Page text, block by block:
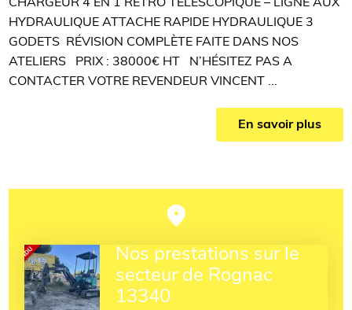
CHARGEUR 4 EN 1 RETRO TELESCOPIQUE – LIGNE AUX
HYDRAULIQUE ATTACHE RAPIDE HYDRAULIQUE 3
GODETS RÉVISION COMPLÈTE FAITE DANS NOS
ATELIERS PRIX : 38000€ HT N’HÉSITEZ PAS A
CONTACTER VOTRE REVENDEUR VINCENT ...
En savoir plus
Nos prestations sur le
secteur de Rognac
13340